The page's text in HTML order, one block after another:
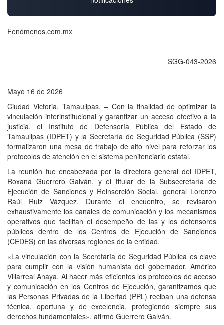
Fenómenos.com.mx
SGG-043-2026
Mayo 16 de 2026
Ciudad Victoria, Tamaulipas. – Con la finalidad de optimizar la
vinculación interinstitucional y garantizar un acceso efectivo a la
justicia, el Instituto de Defensoría Pública del Estado de
Tamaulipas (IDPET) y la Secretaría de Seguridad Pública (SSP)
formalizaron una mesa de trabajo de alto nivel para reforzar los
protocolos de atención en el sistema penitenciario estatal.
La reunión fue encabezada por la directora general del IDPET,
Roxana Guerrero Galván, y el titular de la Subsecretaría de
Ejecución de Sanciones y Reinserción Social, general Lorenzo
Raúl Ruiz Vázquez. Durante el encuentro, se revisaron
exhaustivamente los canales de comunicación y los mecanismos
operativos que facilitan el desempeño de las y los defensores
públicos dentro de los Centros de Ejecución de Sanciones
(CEDES) en las diversas regiones de la entidad.
«La vinculación con la Secretaría de Seguridad Pública es clave
para cumplir con la visión humanista del gobernador, Américo
Villarreal Anaya. Al hacer más eficientes los protocolos de acceso
y comunicación en los Centros de Ejecución, garantizamos que
las Personas Privadas de la Libertad (PPL) reciban una defensa
técnica, oportuna y de excelencia, protegiendo siempre sus
derechos fundamentales», afirmó Guerrero Galván.